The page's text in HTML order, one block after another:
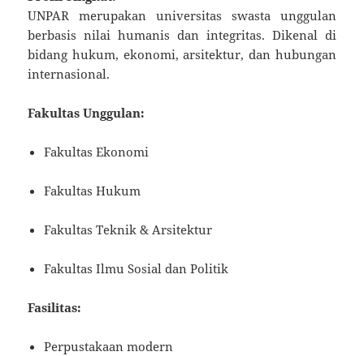
UNPAR merupakan universitas swasta unggulan
berbasis nilai humanis dan integritas. Dikenal di
bidang hukum, ekonomi, arsitektur, dan hubungan
internasional.
Fakultas Unggulan:
Fakultas Ekonomi
Fakultas Hukum
Fakultas Teknik & Arsitektur
Fakultas Ilmu Sosial dan Politik
Fasilitas:
Perpustakaan modern